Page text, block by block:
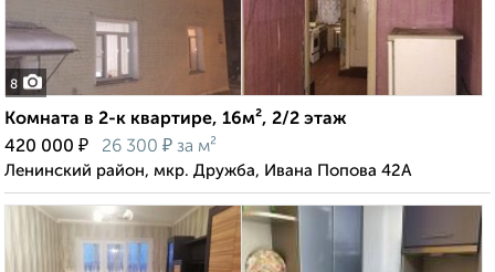
8
Комната в 2-к квартире, 16м², 2/2 этаж
420 000 ₽ 26 300 ₽ за м²
Ленинский район, мкр. Дружба, Ивана Попова 42А